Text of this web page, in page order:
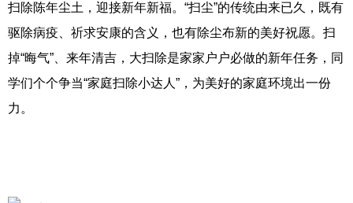
扫除陈年尘土，迎接新年新福。“扫尘”的传统由来已久，既有
驱除病疫、祈求安康的含义，也有除尘布新的美好祝愿。扫
掉“晦气”、来年清吉，大扫除是家家户户必做的新年任务，同
学们个个争当“家庭扫除小达人”，为美好的家庭环境出一份
力。